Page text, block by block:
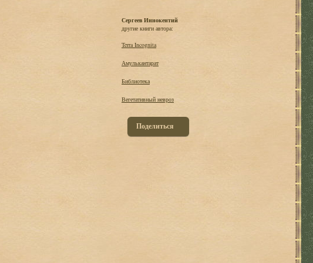
Сергеев Иннокентий
другие книги автора:
Terra Incognita
Амулькантарат
Библиотека
Вегетативный невроз
Поделиться